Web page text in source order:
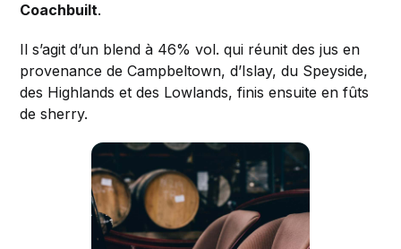
Coachbuilt.
Il s’agit d’un blend à 46% vol. qui réunit des jus en
provenance de Campbeltown, d’Islay, du Speyside,
des Highlands et des Lowlands, finis ensuite en fûts
de sherry.